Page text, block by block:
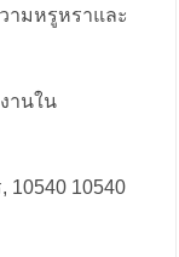
ามหรูหราและ
านใน
10540 10540